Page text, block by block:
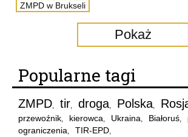
ZMPD w Brukseli
Pokaż
Popularne tagi
ZMPD, tir, droga, Polska,
przewoźnik, kierowca, Ukraina, Białoruś,
ograniczenia, TIR-EPD,